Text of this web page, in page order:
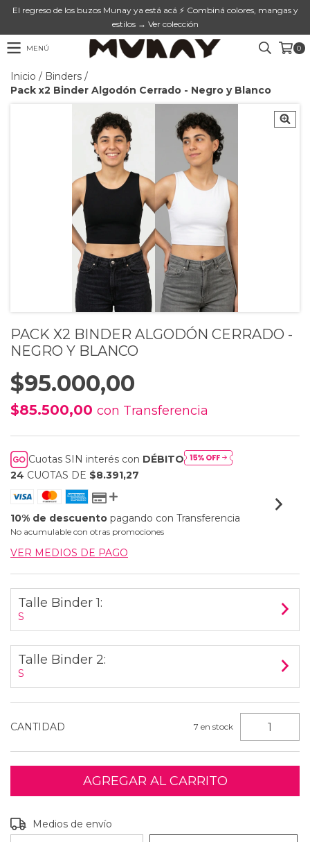
El regreso de los buzos Munay ya está acá ⚡ Combiná colores, mangas y
estilos → Ver colección
MENÚ 0
Inicio / Binders /
Pack x2 Binder Algodón Cerrado - Negro y Blanco
PACK X2 BINDER ALGODÓN CERRADO -
NEGRO Y BLANCO
$95.000,00
$85.500,00 con Transferencia
Cuotas SIN interés con DÉBITO
24 CUOTAS DE $8.391,27
10% de descuento pagando con Transferencia
No acumulable con otras promociones
VER MEDIOS DE PAGO
Talle Binder 1:
S
Talle Binder 2:
S
CANTIDAD 7 en stock
Entregas para el CP:
Medios de envío